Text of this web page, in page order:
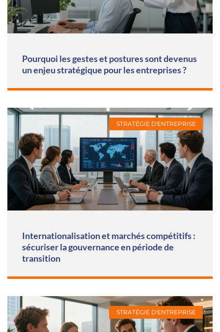
Pourquoi les gestes et postures sont devenus
un enjeu stratégique pour les entreprises ?
STRATÉGIE D'ENTREPRISE
Internationalisation et marchés compétitifs :
sécuriser la gouvernance en période de
transition
STRATÉGIE D'ENTREPRISE